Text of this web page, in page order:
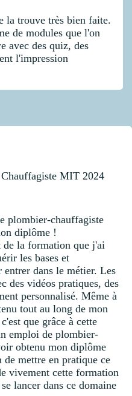
la trouve très bien faite.
de modules que l'on
avec des quiz, des
l'impression
MIT 2024
plombier-chauffagiste
diplôme !
de la formation que j'ai
les bases et
entrer dans le métier. Les
des vidéos pratiques, des
personnalisé. Même à
tout au long de mon
que grâce à cette
emploi de plombier-
obtenu mon diplôme
mettre en pratique ce
vivement cette formation
lancer dans ce domaine